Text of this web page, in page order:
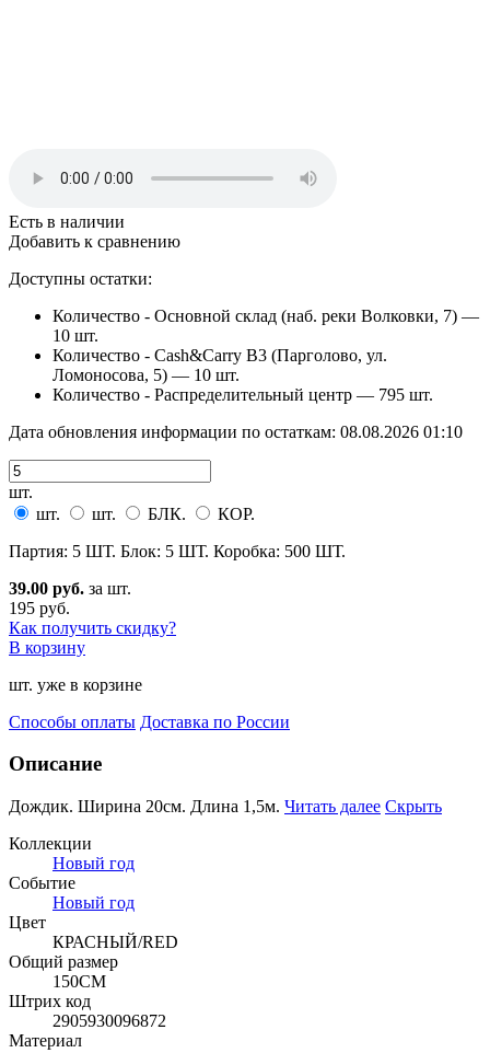
Есть в наличии
Добавить к сравнению
Доступны остатки:
Количество - Основной склад (наб. реки Волковки, 7) —
10 шт.
Количество - Cash&Carry B3 (Парголово, ул.
Ломоносова, 5) — 10 шт.
Количество - Распределительный центр — 795 шт.
Дата обновления информации по остаткам: 08.08.2026 01:10
шт.
шт.
шт. БЛК.
КОР.
Партия: 5 ШТ. Блок: 5 ШТ. Коробка: 500 ШТ.
39.00 руб. за шт.
195 руб.
Как получить скидку?
В корзину
шт. уже в корзине
Способы оплаты Доставка по России
Описание
Дождик. Ширина 20см. Длина 1,5м. Читать далее Скрыть
Коллекции
Новый год
Событие
Новый год
Цвет
КРАСНЫЙ/RED
Общий размер
150СМ
Штрих код
2905930096872
Материал